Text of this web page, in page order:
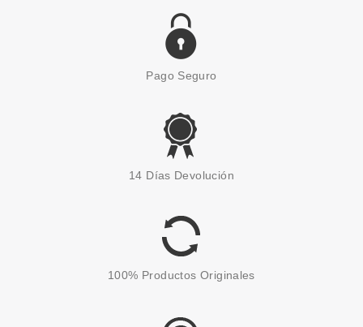
THIERRY MUGLER
+ EDP 10 ML SET REGALO
79.50€
Pago Seguro
14 Días Devolución
100% Productos Originales